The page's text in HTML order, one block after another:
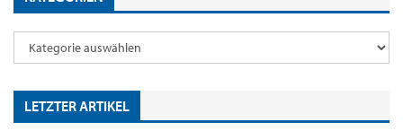
LETZTER ARTIKEL